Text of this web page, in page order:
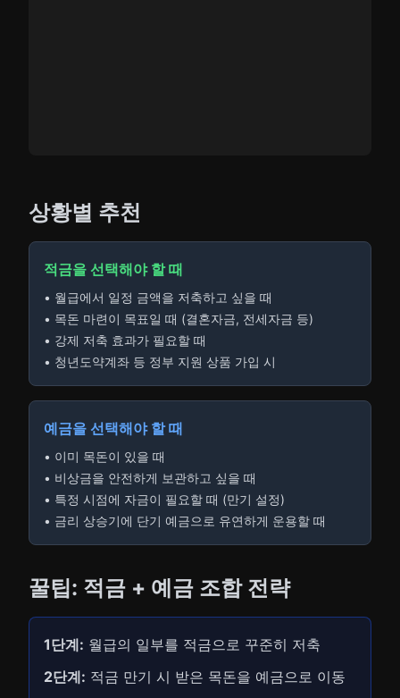
상황별 추천
적금을 선택해야 할 때
• 월급에서 일정 금액을 저축하고 싶을 때
• 목돈 마련이 목표일 때 (결혼자금, 전세자금 등)
• 강제 저축 효과가 필요할 때
• 청년도약계좌 등 정부 지원 상품 가입 시
예금을 선택해야 할 때
• 이미 목돈이 있을 때
• 비상금을 안전하게 보관하고 싶을 때
• 특정 시점에 자금이 필요할 때 (만기 설정)
• 금리 상승기에 단기 예금으로 유연하게 운용할 때
꿀팁: 적금 + 예금 조합 전략
1단계: 월급의 일부를 적금으로 꾸준히 저축
2단계: 적금 만기 시 받은 목돈을 예금으로 이동